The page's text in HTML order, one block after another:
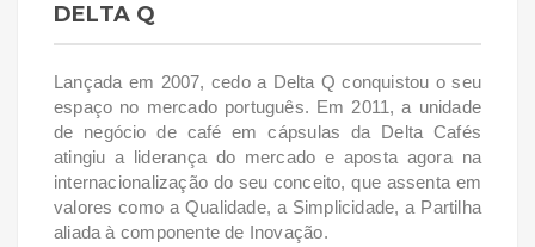
DELTA Q
Lançada em 2007, cedo a Delta Q conquistou o seu
espaço no mercado português. Em 2011, a unidade
de negócio de café em cápsulas da Delta Cafés
atingiu a liderança do mercado e aposta agora na
internacionalização do seu conceito, que assenta em
valores como a Qualidade, a Simplicidade, a Partilha
aliada à componente de Inovação.